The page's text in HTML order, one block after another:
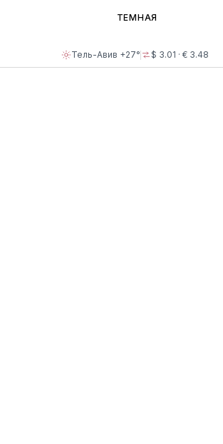
Тель-Авив +27° $ 3.01 · € 3.48
ТЕМНАЯ